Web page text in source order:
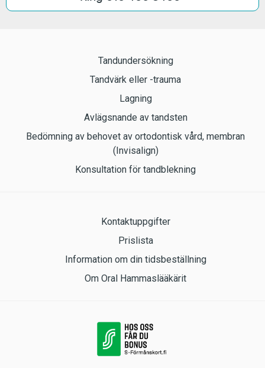
Tandundersökning
Tandvärk eller -trauma
Lagning
Avlägsnande av tandsten
Bedömning av behovet av ortodontisk vård, membran
(Invisalign)
Konsultation för tandblekning
Kontaktuppgifter
Prislista
Information om din tidsbeställning
Om Oral Hammaslääkärit